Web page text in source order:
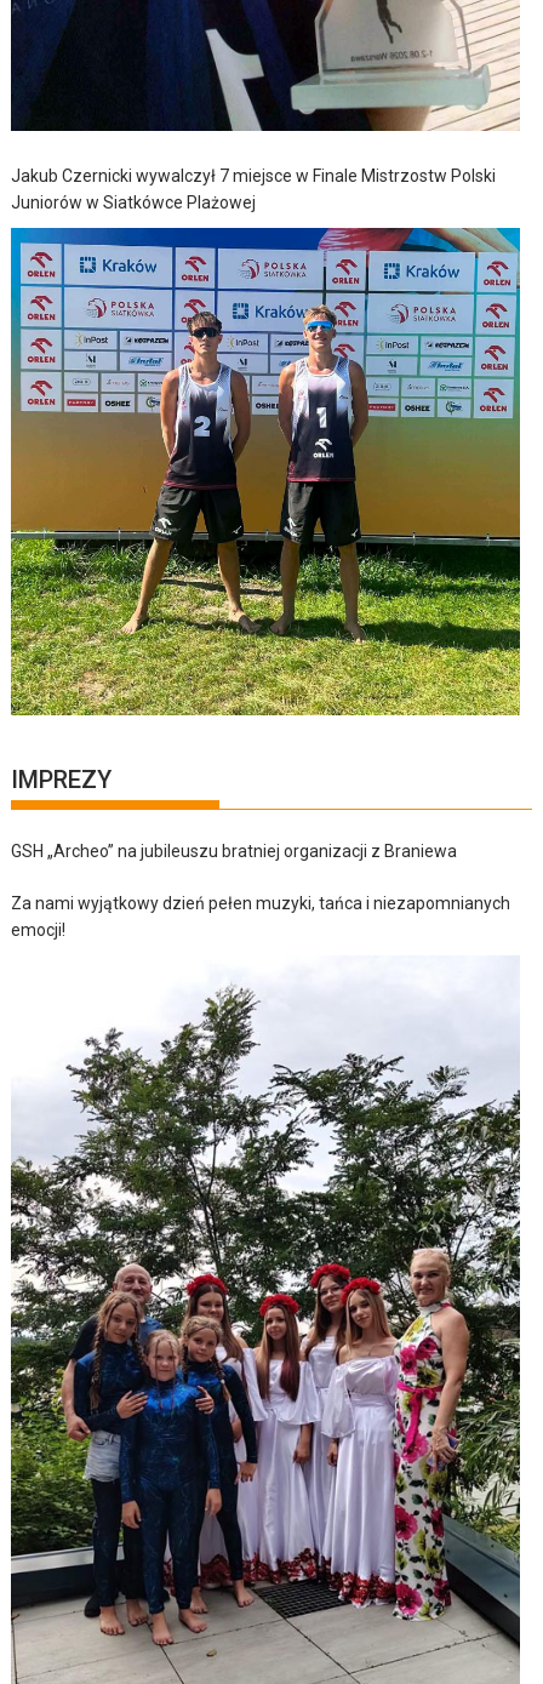
Jakub Czernicki wywalczył 7 miejsce w Finale Mistrzostw Polski
Juniorów w Siatkówce Plażowej
IMPREZY
GSH „Archeo” na jubileuszu bratniej organizacji z Braniewa
Za nami wyjątkowy dzień pełen muzyki, tańca i niezapomnianych
emocji!